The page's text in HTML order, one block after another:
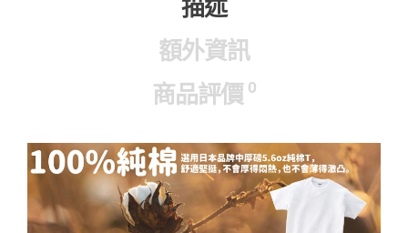
描述
額外資訊
商品評價 0